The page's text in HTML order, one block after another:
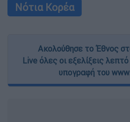
Νότια Κορέα
Ακολούθησε το Έθνος
Live όλες οι εξελίξεις
υπογραφή του